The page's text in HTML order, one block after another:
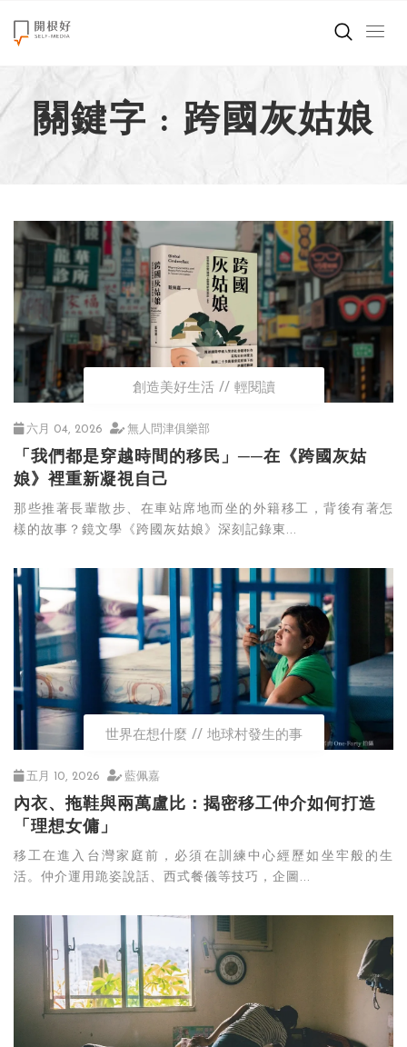
來點正能量
世界在想什麼
創造美好生活
職場商業經濟
影片專區
關於我們
關鍵字 : 跨國灰姑娘
創造美好生活 輕閱讀
六月 04, 2026 無人問津俱樂部
「我們都是穿越時間的移民」──在《跨國灰姑
娘》裡重新凝視自己
那些推著長輩散步、在車站席地而坐的外籍移工，背後有著怎
樣的故事？鏡文學《跨國灰姑娘》深刻記錄東...
世界在想什麼 地球村發生的事
五月 10, 2026 藍佩嘉
內衣、拖鞋與兩萬盧比：揭密移工仲介如何打造
「理想女傭」
移工在進入台灣家庭前，必須在訓練中心經歷如坐牢般的生
活。仲介運用跪姿說話、西式餐儀等技巧，企圖...